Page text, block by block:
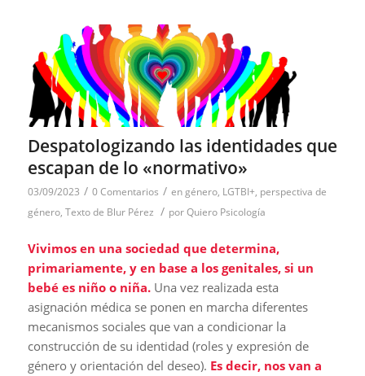
Despatologizando las identidades que
escapan de lo «normativo»
03/09/2023 / 0 Comentarios / en género, LGTBI+, perspectiva de
género, Texto de Blur Pérez / porQuiero Psicología
Vivimos en una sociedad que determina,
primariamente, y en base a los genitales, si un
bebé es niño o niña. Una vez realizada esta
asignación médica se ponen en marcha diferentes
mecanismos sociales que van a condicionar la
construcción de su identidad (roles y expresión de
género y orientación del deseo). Es decir, nos van a